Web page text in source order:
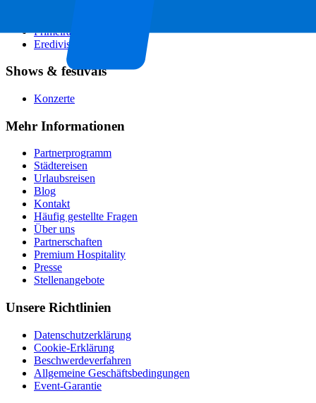
Primeira Liga
Eredivisie
Shows & festivals
Konzerte
Mehr Informationen
Partnerprogramm
Städtereisen
Urlaubsreisen
Blog
Kontakt
Häufig gestellte Fragen
Über uns
Partnerschaften
Premium Hospitality
Presse
Stellenangebote
Unsere Richtlinien
Datenschutzerklärung
Cookie-Erklärung
Beschwerdeverfahren
Allgemeine Geschäftsbedingungen
Event-Garantie